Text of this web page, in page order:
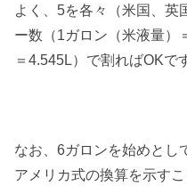
よく、5を各々（米国、英
ー数（1ガロン（米液量）
＝4.545L）で割ればOKで
なお、6ガロンを始めとし
アメリカ式の換算を示す